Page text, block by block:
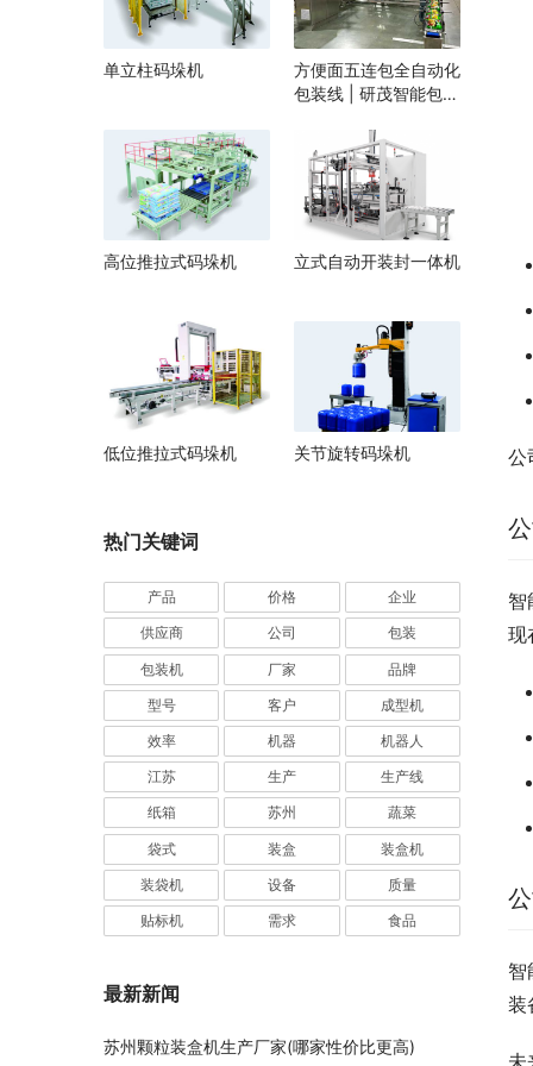
公
智
现
智
装
未
单立柱码垛机
方便面五连包全自动化
包装线 | 研茂智能包装
高位推拉式码垛机 立式自动开装封一体机
低位推拉式码垛机 关节旋转码垛机
热门关键词
产品 价格 企业
供应商 公司 包装
包装机 厂家 品牌
型号 客户 成型机
效率 机器 机器人
江苏 生产 生产线
纸箱 苏州 蔬菜
袋式 装盒 装盒机
装袋机 设备 质量
贴标机 需求 食品
最新新闻
苏州颗粒装盒机生产厂家(哪家性价比更高)